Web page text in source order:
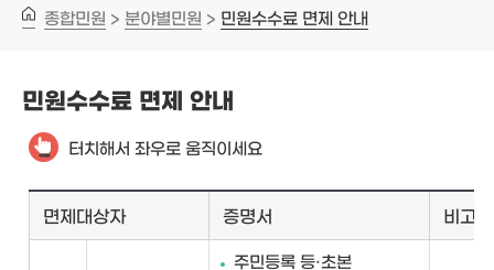
종합민원 > 분야별민원 > 민원수수료 면제 안내
민원수수료 면제 안내
터치해서 좌우로 움직이세요
면제대상자 증명서 비고
주민등록 등·초본